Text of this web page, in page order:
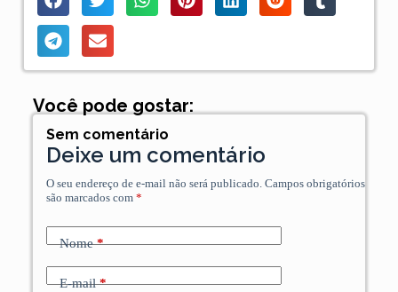
Você pode gostar:
Sem comentário
Deixe um comentário
O seu endereço de e-mail não será publicado. Campos obrigatórios
são marcados com *
Nome*
E-mail*